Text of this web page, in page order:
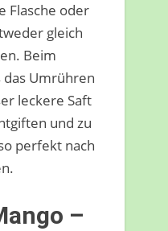
Flasche oder
gleich
Beim
Umrühren
leckere Saft
und zu
perfekt nach
–